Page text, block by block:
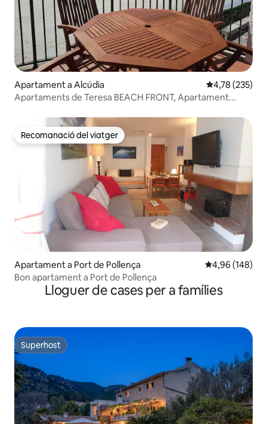
Apartament a Alcúdia 4,78 de
4,78 (235)
Apartaments de Teresa BEACH FRONT, Apartament...
Recomanació del viatger
Recomanació del viatger
Apartament a Port de Pollença 4,96 de
4,96 (148)
Bon apartament a Port de Pollença
Lloguer de cases per a famílies
Superhost
Superhost